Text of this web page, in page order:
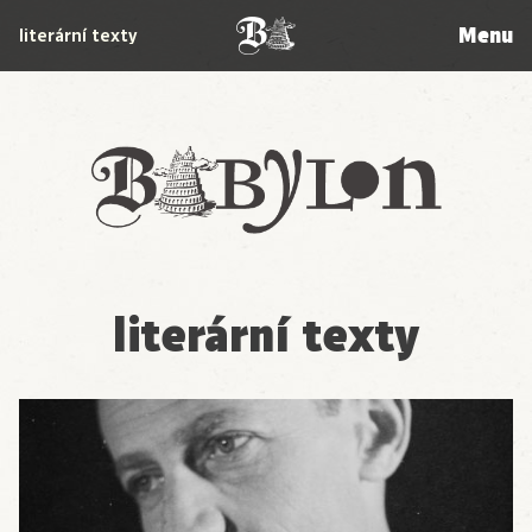
Babylon
literární texty Menu
literární texty